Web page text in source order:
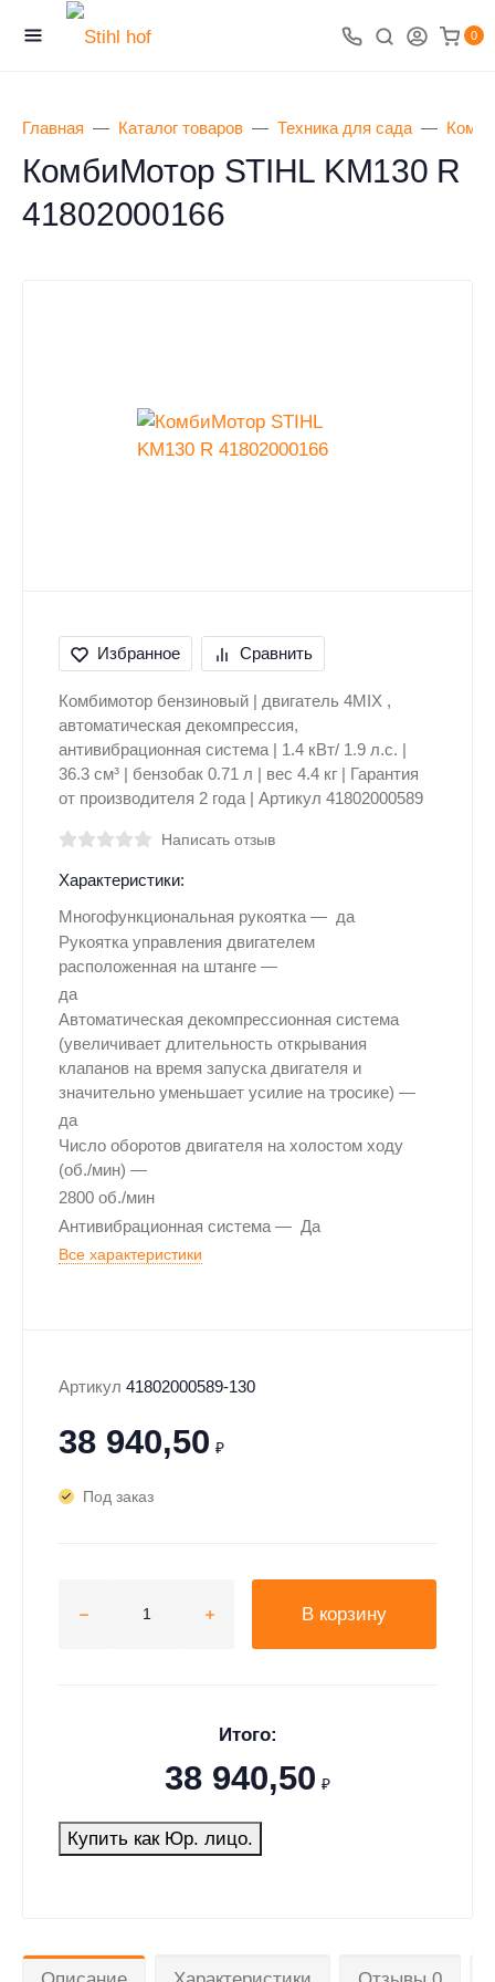
0
Главная Каталог товаров Техника для сада
КомбиМотор STIHL KM130 R
41802000166
Избранное Сравнить
Комбимотор бензиновый | двигатель 4MIX ,
автоматическая декомпрессия,
антивибрационная система | 1.4 кВт/ 1.9 л.с. |
36.3 см³ | бензобак 0.71 л | вес 4.4 кг | Гарантия
от производителя 2 года | Артикул 41802000589
Написать отзыв
Характеристики:
Многофункциональная рукоятка
да
Рукоятка управления двигателем
расположенная на штанге
да
Автоматическая декомпрессионная система
(увеличивает длительность открывания
клапанов на время запуска двигателя и
значительно уменьшает усилие на тросике)
да
Число оборотов двигателя на холостом ходу
(об./мин)
2800 об./мин
Антивибрационная система
Да
Все характеристики
Артикул 41802000589-130
38 940,50 ₽
Под заказ
В корзину
Итого:
38 940,50 ₽
Купить как Юр. лицо.